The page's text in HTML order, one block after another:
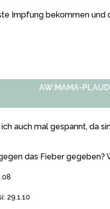
Impfung bekommen und
AW:MAMA-
auch mal gespannt, da
das Fieber gegeben?
29.1.10